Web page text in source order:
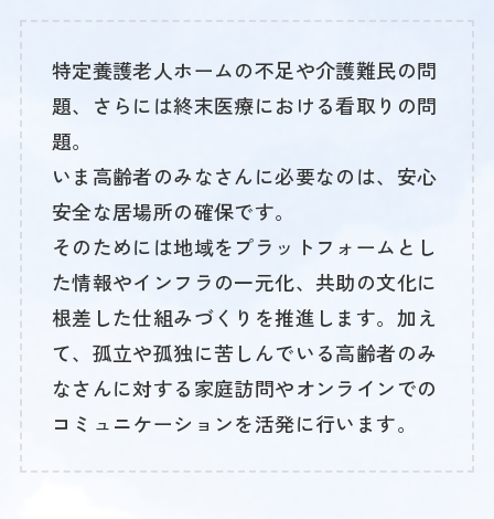
特定養護老人ホームの不足や介護難民の問
題、さらには終末医療における看取りの問
題。
いま高齢者のみなさんに必要なのは、安心
安全な居場所の確保です。
そのためには地域をプラットフォームとし
た情報やインフラの一元化、共助の文化に
根差した仕組みづくりを推進します。加え
て、孤立や孤独に苦しんでいる高齢者のみ
なさんに対する家庭訪問やオンラインでの
コミュニケーションを活発に行います。